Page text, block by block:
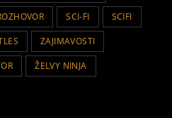
SCI-FI SCIFI
ZAJIMAVOSTI
ŽELVY NINJA